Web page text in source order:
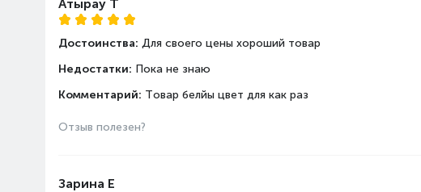
Атырау Т
Достоинства: Для своего цены хороший товар
Недостатки: Пока не знаю
Комментарий: Товар белйы цвет для как раз
Отзыв полезен?
Зарина Е